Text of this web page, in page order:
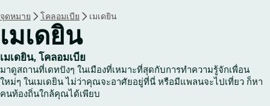
ก
d
e
จุดหมาย โคลอมเบีย เมเดยิน
เมเดยิน
เมเดยิน, โคลอมเบีย
มาดูสถานที่เดทปังๆ ในเมืองที่เหมาะที่สุดกับการทำความรู้จักเพื่อน
ใหม่ๆ ในเมเดยิน ไม่ว่าคุณจะอาศัยอยู่ที่นี่ หรือมีแพลนจะไปเที่ยว ก็หา
คนท้องถิ่นใกล้คุณได้เพียบ